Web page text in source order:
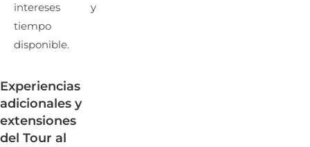
intereses y
tiempo
disponible.
Experiencias
adicionales y
extensiones
del Tour al